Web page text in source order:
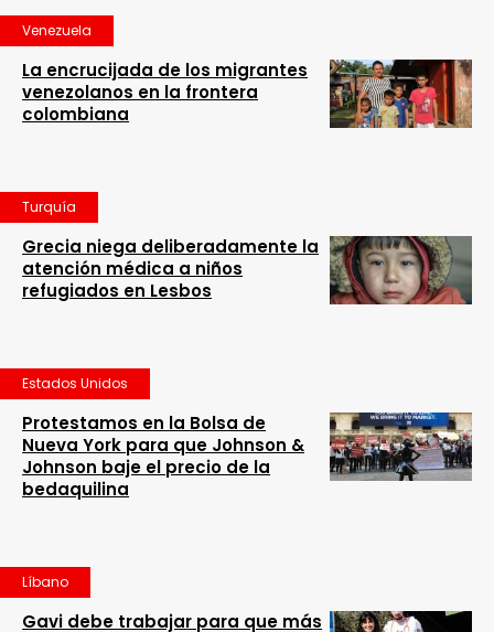
Venezuela
La encrucijada de los migrantes
venezolanos en la frontera
colombiana
Turquía
Grecia niega deliberadamente la
atención médica a niños
refugiados en Lesbos
Estados Unidos
Protestamos en la Bolsa de
Nueva York para que Johnson &
Johnson baje el precio de la
bedaquilina
Líbano
Gavi debe trabajar para que más